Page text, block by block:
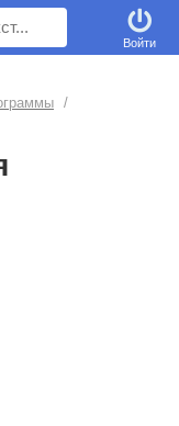
Войти
/